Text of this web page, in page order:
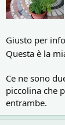
Giusto per
Questa è la
Ce ne sono
piccolina che
entrambe.